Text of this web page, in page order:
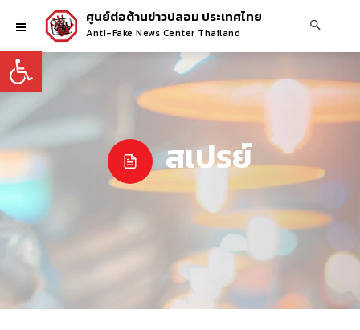
Open toolbar
ศูนย์ต่อต้านข่าวปลอม ประเทศไทย
Anti-Fake News Center Thailand
สเปรย์